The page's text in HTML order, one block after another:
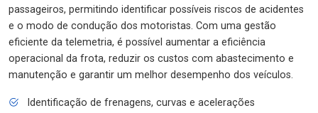
passageiros, permitindo identificar possíveis riscos de acidentes
e o modo de condução dos motoristas. Com uma gestão
eficiente da telemetria, é possível aumentar a eficiência
operacional da frota, reduzir os custos com abastecimento e
manutenção e garantir um melhor desempenho dos veículos.
Identificação de frenagens, curvas e acelerações